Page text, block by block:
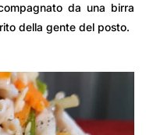
da una birra
della gente del posto.